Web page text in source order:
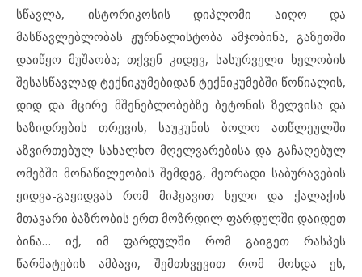
სწავლა, ისტორიკოსის დიპლომი აიღო და
მასწავლებლობას ჟურნალისტობა ამჯობინა, გაზეთში
დაიწყო მუშაობა; თქვენ კიდევ, სასურველი ხელობის
შესასწავლად ტექნიკუმებიდან ტექნიკუმებში წოწიალის,
დიდ და მცირე მშენებლობებზე ბეტონის ზელვისა და
საზიდრების თრევის, საუკუნის ბოლო ათწლეულში
აზვირთებულ სახალხო მღელვარებისა და გაჩაღებულ
ომებში მონაწილეობის შემდეგ, მეორადი საბურავების
ყიდვა-გაყიდვას რომ მიჰყავით ხელი და ქალაქის
მთავარი ბაზრობის ერთ მოზრდილ ფარდულში დაიდეთ
ბინა… იქ, იმ ფარდულში რომ გაიგეთ რასპეს
წარმატების ამბავი, შემთხვევით რომ მოხდა ეს,